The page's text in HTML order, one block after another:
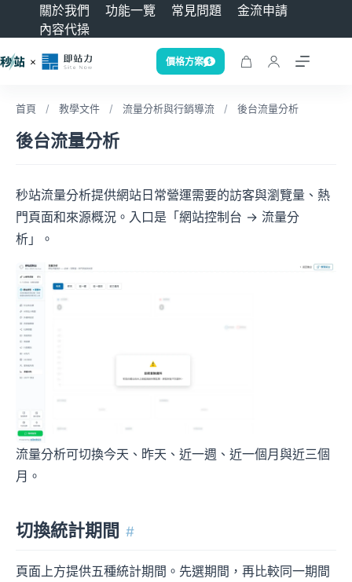
關於我們 功能一覽 常見問題
金流申請
內容代操
價格方案
首頁 / 教學文件 / 流量分析與行銷導流 / 後台流量分析
後台流量分析
秒站流量分析提供網站日常營運需要的訪客與瀏覽量、熱
門頁面和來源概況。入口是「網站控制台 → 流量分
析」。
流量分析可切換今天、昨天、近一週、近一個月與近三個
月。
切換統計期間 #
頁面上方提供五種統計期間。先選期間，再比較同一期間